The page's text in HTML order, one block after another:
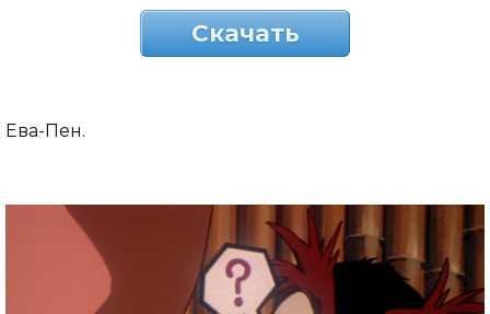
Скачать
Ева-Пен.